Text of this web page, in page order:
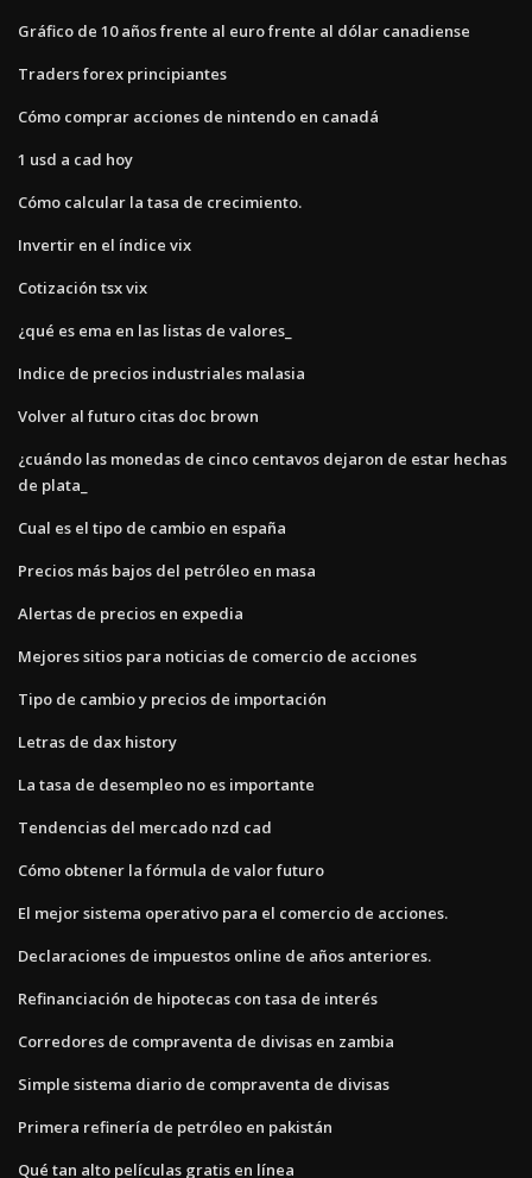
Gráfico de 10 años frente al euro frente al dólar canadiense
Traders forex principiantes
Cómo comprar acciones de nintendo en canadá
1 usd a cad hoy
Cómo calcular la tasa de crecimiento.
Invertir en el índice vix
Cotización tsx vix
¿qué es ema en las listas de valores_
Indice de precios industriales malasia
Volver al futuro citas doc brown
¿cuándo las monedas de cinco centavos dejaron de estar hechas
de plata_
Cual es el tipo de cambio en españa
Precios más bajos del petróleo en masa
Alertas de precios en expedia
Mejores sitios para noticias de comercio de acciones
Tipo de cambio y precios de importación
Letras de dax history
La tasa de desempleo no es importante
Tendencias del mercado nzd cad
Cómo obtener la fórmula de valor futuro
El mejor sistema operativo para el comercio de acciones.
Declaraciones de impuestos online de años anteriores.
Refinanciación de hipotecas con tasa de interés
Corredores de compraventa de divisas en zambia
Simple sistema diario de compraventa de divisas
Primera refinería de petróleo en pakistán
Qué tan alto películas gratis en línea